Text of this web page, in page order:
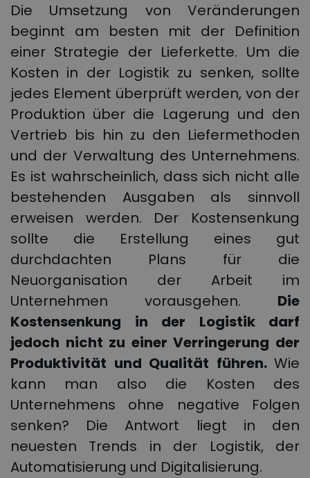
Die Umsetzung von Veränderungen
beginnt am besten mit der Definition
einer Strategie der Lieferkette. Um die
Kosten in der Logistik zu senken, sollte
jedes Element überprüft werden, von der
Produktion über die Lagerung und den
Vertrieb bis hin zu den Liefermethoden
und der Verwaltung des Unternehmens.
Es ist wahrscheinlich, dass sich nicht alle
bestehenden Ausgaben als sinnvoll
erweisen werden. Der Kostensenkung
sollte die Erstellung eines gut
durchdachten Plans für die
Neuorganisation der Arbeit im
Unternehmen vorausgehen. Die
Kostensenkung in der Logistikdarf
jedoch nicht zu einer Verringerung der
Produktivität und Qualität führen. Wie
kann man also die Kosten des
Unternehmens ohne negative Folgen
senken? Die Antwort liegt in den
neuesten Trends in der Logistik, der
Automatisierung und Digitalisierung.